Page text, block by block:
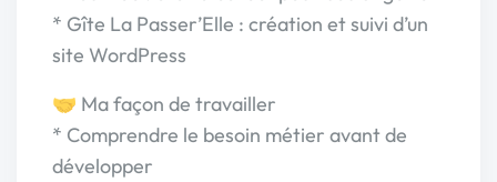
* Gîte La Passer’Elle : création et suivi d’un
site WordPress
🤝 Ma façon de travailler
* Comprendre le besoin métier avant de
développer